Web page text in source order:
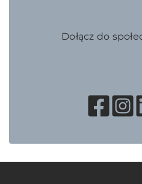
Dołącz do